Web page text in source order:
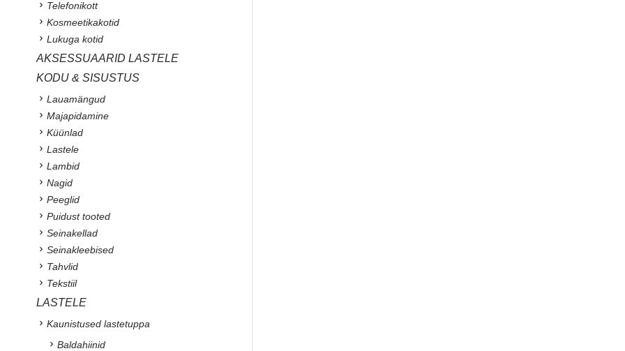
Telefonikott
Kosmeetikakotid
Lukuga kotid
AKSESSUAARID LASTELE
KODU & SISUSTUS
Lauamängud
Majapidamine
Küünlad
Lastele
Lambid
Nagid
Peeglid
Puidust tooted
Seinakellad
Seinakleebised
Tahvlid
Tekstiil
LASTELE
Kaunistused lastetuppa
Baldahiinid